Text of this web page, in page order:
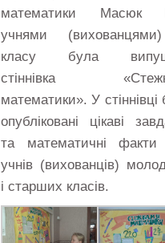
математики Масюк
учнями
класу була
стіннівка
математики». У стіннівці
опубліковані цікаві
та математичні
учнів (вихованців)
і старших класів.